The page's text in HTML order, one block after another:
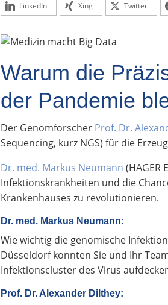
LinkedIn Xing Twitter
Warum die
der Pandemie
Der Genomforscher Prof. Dr.
Sequencing, kurz NGS) für die
Dr. med. Markus Neumann
Infektionskrankheiten und die
Krankenhauses zu revolutionieren.
Dr. med. Markus Neumann:
Wie wichtig die genomische
Düsseldorf konnten Sie und Ihr
Infektionscluster des Virus
Prof. Dr. Alexander Dilthey: